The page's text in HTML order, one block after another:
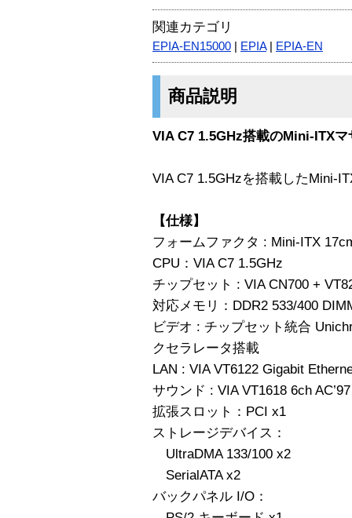
関連カテゴリ
EPIA-EN15000 EPIA| EPIA-EN
商品説明
VIA C7 1.5GHz搭載のMini-ITXマ
VIA C7 1.5GHzを搭載したMini-
【仕様】
フォームファクタ : Mini-ITX
CPU：VIA C7 1.5GHz
チップセット : VIA CN700 +
対応メモリ：DDR2 533/400
ビデオ : チップセット統合
クセラレータ搭載
LAN : VIA VT6122 Gigabit
サウンド : VIA VT1618 6ch
拡張スロット：PCI x1
ストレージデバイス：
UltraDMA 133/100 x2
SerialATA x2
バックパネル I/O：